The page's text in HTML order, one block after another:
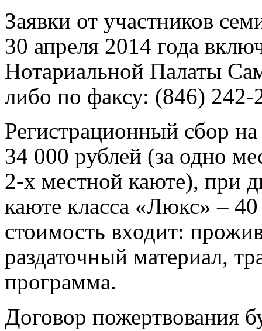
Заявки от участников
30 апреля 2014 года
Нотариальной Палаты
либо по факсу: (846) 242-
Регистрационный сбор на
34 000 рублей (за одно
2-х местной каюте), при
каюте класса «Люкс» –
стоимость входит:
раздаточный материал,
программа.
Договор пожертвования